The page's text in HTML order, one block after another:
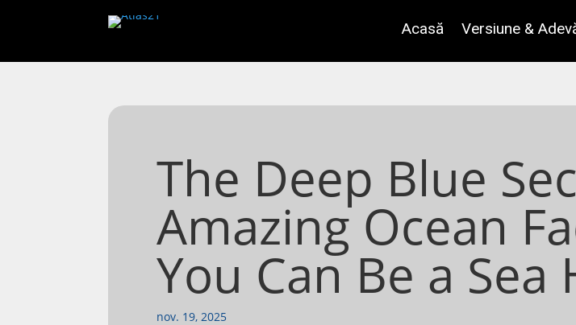
Acasă Versiune &
The Deep Blue
Amazing Ocean
You Can Be a Sea
nov. 19, 2025